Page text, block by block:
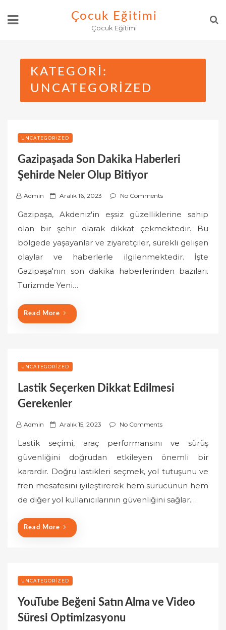
Çocuk Eğitimi
Çocuk Eğitimi
KATEGORI:
UNCATEGORIZED
UNCATEGORIZED
Gazipaşada Son Dakika Haberleri
Şehirde Neler Olup Bitiyor
Admin
P
t
e
d
o
Aralık 16, 2023 No Comments
Gazipaşa, Akdeniz'in eşsiz güzelliklerine sahip
olan bir şehir olarak dikkat çekmektedir. Bu
bölgede yaşayanlar ve ziyaretçiler, sürekli gelişen
olaylar ve haberlerle ilgilenmektedir. İşte
Gazipaşa'nın son dakika haberlerinden bazıları.
Turizmde Yeni…
Read More
UNCATEGORIZED
Lastik Seçerken Dikkat Edilmesi
Gerekenler
Admin
P
s
t
e
d
Aralık 15, 2023 No Comments
Lastik seçimi, araç performansını ve sürüş
güvenliğini doğrudan etkileyen önemli bir
karardır. Doğru lastikleri seçmek, yol tutuşunu ve
fren mesafesini iyileştirerek hem sürücünün hem
de diğer yol kullanıcılarının güvenliğini sağlar.…
Read More
UNCATEGORIZED
YouTube Beğeni Satın Alma ve Video
Süresi Optimizasyonu